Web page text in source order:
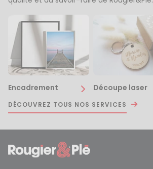
Encadrement Découpe laser
DÉCOUVREZ TOUS NOS SERVICES